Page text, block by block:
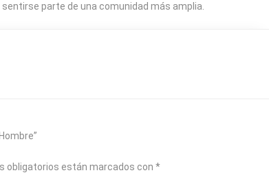
parte de una comunidad más amplia.
obligatorios están marcados con *